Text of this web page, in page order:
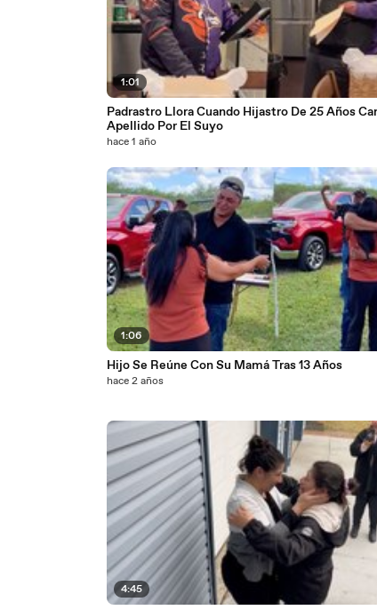
1:01
Padrastro Llora Cuando Hijastro De 25 Años
Apellido Por El Suyo
hace 1 año
1:06
Hijo Se Reúne Con Su Mamá Tras 13 Años
hace 2 años
4:45